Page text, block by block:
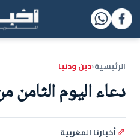
الرئيسية‹دين ودنيا
دعاء اليوم
أخبارنا المغربية